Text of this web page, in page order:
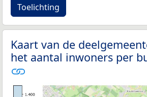
Toelichting
Kaart van de
het aantal inwoners per